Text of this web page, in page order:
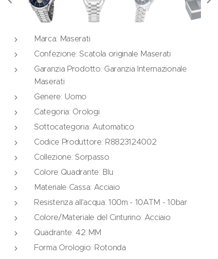
Marca: Maserati
Confezione: Scatola originale Maserati
Garanzia Prodotto: Garanzia Internazionale
Maserati
Genere: Uomo
Categoria: Orologi
Sottocategoria: Automatico
Codice Produttore: R8823124002
Collezione: Sorpasso
Colore Quadrante: Blu
Materiale Cassa: Acciaio
Resistenza all'acqua: 100m - 10ATM - 10bar
Colore/Materiale del Cinturino: Acciaio
Quadrante: 42 MM
Forma Orologio: Rotonda